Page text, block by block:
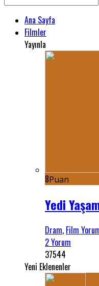
Ana Sayfa
Filmler
Yayınla
8Puan
Yedi
Dram, Film
2 Yorum
37544
Yeni Eklenenler